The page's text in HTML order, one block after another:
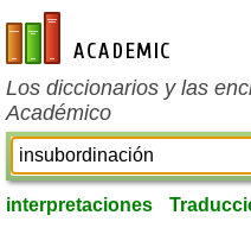
es-academic.com
Los diccionarios y las
Académico
interpretaciones